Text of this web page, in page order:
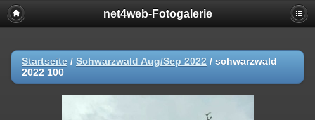
net4web-Fotogalerie
Startseite / Schwarzwald Aug/Sep 2022 / schwarzwald
2022 100